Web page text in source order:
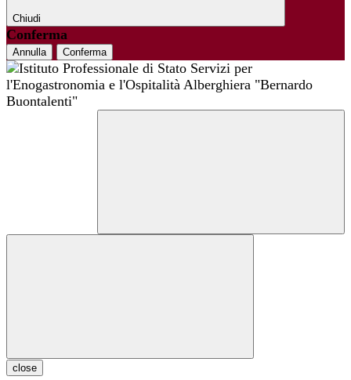
Chiudi
Conferma
Annulla Conferma
close